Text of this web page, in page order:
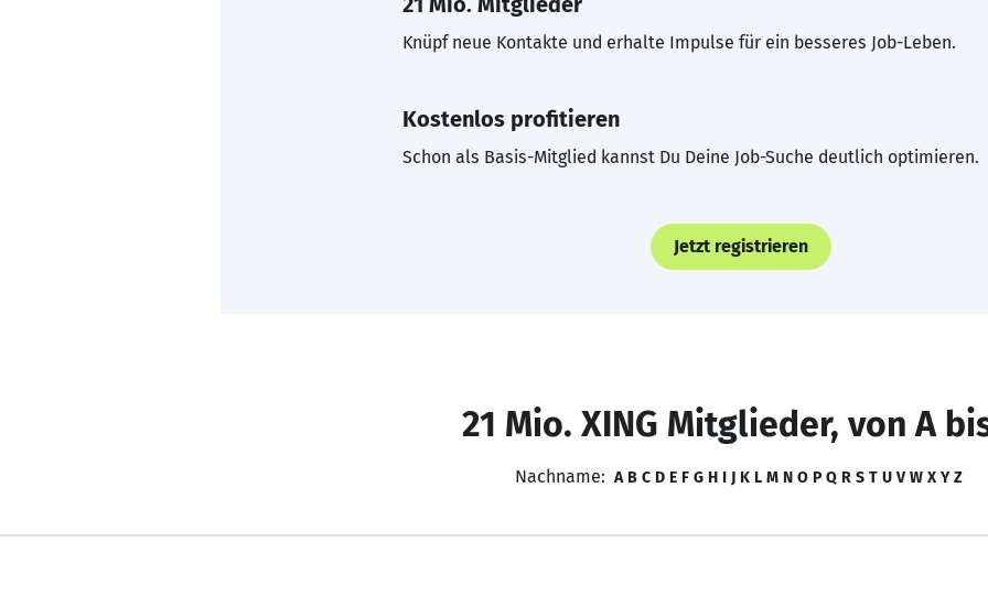
Knüpf neue Kontakte und erhalte Impulse für ein besseres Job-Leben.
Kostenlos profitieren
Schon als Basis-Mitglied kannst Du Deine Job-Suche deutlich optimieren.
Jetzt registrieren
21 Mio. XING Mitglieder, von A
Nachname: A B C D E F G H I J K L M N O P Q R S T U V W X Y Z